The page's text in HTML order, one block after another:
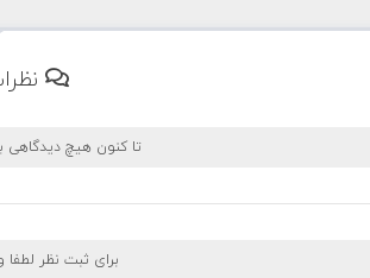
تا کنون هیچ
برای ثبت نظر